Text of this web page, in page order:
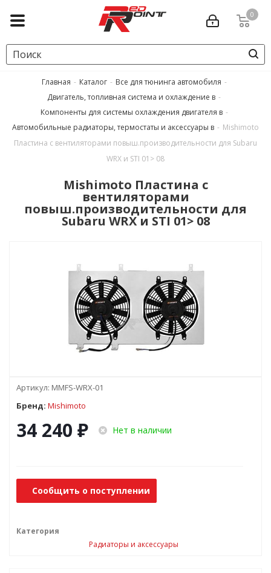
0
Главная - Каталог - Все для тюнинга автомобиля -
Двигатель, топливная система и охлаждение в -
Компоненты для системы охлаждения двигателя в -
Автомобильные радиаторы, термостаты и аксессуары в - Mishimoto
Пластина с вентиляторами повыш.производительности для Subaru
WRX и STI 01> 08
Mishimoto Пластина с
вентиляторами
повыш.производительности для
Subaru WRX и STI 01> 08
Артикул: MMFS-WRX-01
Бренд: Mishimoto
34 240 ₽ Нет в наличии
Сообщить о поступлении
Категория
Радиаторы и аксессуары